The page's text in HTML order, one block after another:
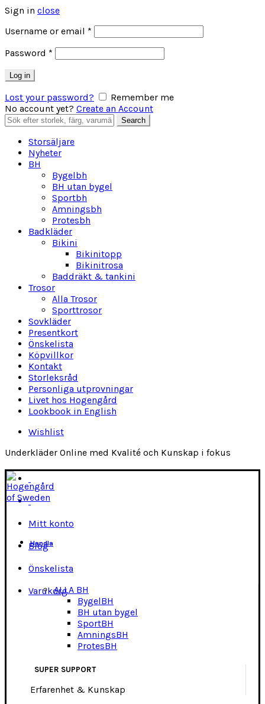
Sign in close
Username or email *
Password *
Log in
Lost your password?
Remember me
No account yet? Create an Account
Search
for:
Search
Storsäljare
Nyheter
BH
Bygelbh
BH utan bygel
Sportbh
Amningsbh
Protesbh
Badkläder
Bikini
Bikinitopp
Bikinitrosa
Baddräkt & tankini
Trosor
Alla Trosor
Sporttrosor
Sovkläder
Presentkort
Önskelista
Köpvillkor
Kontakt
Storleksråd
Personliga utprovningar
Livet hos Hogengård
Lookbook in English
Wishlist
Underkläder Online med Kvalité och Kunskap i fokus
Mitt konto
Blog
Önskelista
Varukorg
Handla
ALLA BH
BygelBH
BH utan bygel
SportBH
AmningsBH
ProtesBH
SUPER SUPPORT
Erfarenhet & Kunskap